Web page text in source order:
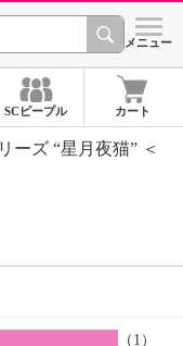
シ
メニュー
SCピープル カート
ーズ “星月夜猫” ＜
（ 1 ）